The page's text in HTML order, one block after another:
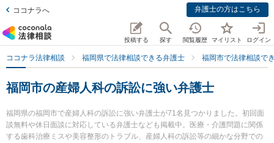
ココナラへ 弁護士の方はこちら
投稿する 探す 閲覧履歴 マイリスト ログイン
ココナラ法律相談 福岡県で法律相談できる弁護士 福岡市で法律相談で
福岡市の産婦人科の訴訟に強い弁護士
福岡県の福岡市で産婦人科の訴訟に強い弁護士が71名見つかりました。初回面
談無料や休日面談に対応している弁護士なども掲載中。医療・介護問題に関係
する歯科治療ミスや美容整形のトラブル、産婦人科の訴訟等の細かな分野での